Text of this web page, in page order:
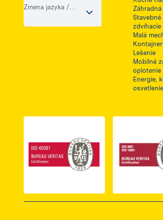
Zmena jazyka /
zdvíhacie
Malá
Lešenie
Mobilné
oplotenie
Energie,
osvetlenie
Link do dokumentu PDF z